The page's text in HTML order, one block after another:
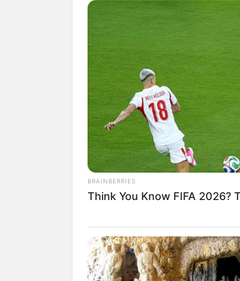
BRAINBERRIES
Think You Know FIFA 2026?